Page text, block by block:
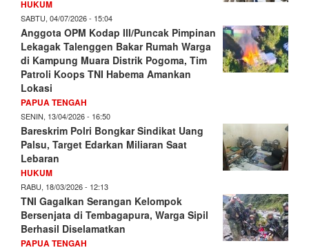
HUKUM
SABTU, 04/07/2026 - 15:04
Anggota OPM Kodap III/Puncak Pimpinan
Lekagak Talenggen Bakar Rumah Warga
di Kampung Muara Distrik Pogoma, Tim
Patroli Koops TNI Habema Amankan
Lokasi
PAPUA TENGAH
SENIN, 13/04/2026 - 16:50
Bareskrim Polri Bongkar Sindikat Uang
Palsu, Target Edarkan Miliaran Saat
Lebaran
HUKUM
RABU, 18/03/2026 - 12:13
TNI Gagalkan Serangan Kelompok
Bersenjata di Tembagapura, Warga Sipil
Berhasil Diselamatkan
PAPUA TENGAH